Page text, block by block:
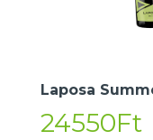
Laposa
24550Ft